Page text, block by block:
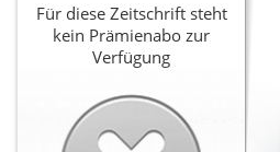
Für diese Zeitschrift steht
kein Prämienabo zur
Verfügung